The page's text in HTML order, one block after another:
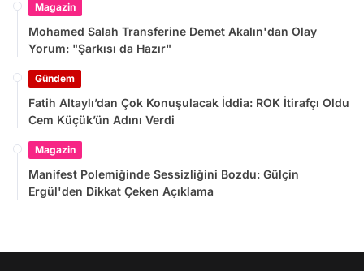
Magazin
Mohamed Salah Transferine Demet Akalın'dan Olay
Yorum: "Şarkısı da Hazır"
Gündem
Fatih Altaylı’dan Çok Konuşulacak İddia: ROK İtirafçı Oldu
Cem Küçük’ün Adını Verdi
Magazin
Manifest Polemiğinde Sessizliğini Bozdu: Gülçin
Ergül'den Dikkat Çeken Açıklama